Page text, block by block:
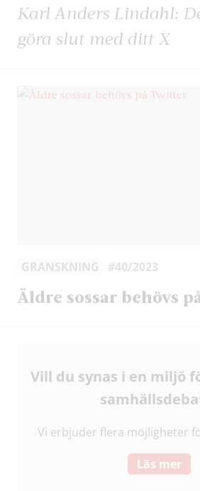
Karl Anders Lindahl:
göra slut med ditt X
GRANSKNING #40/2023
Äldre sossar behövs
Vill du synas i en miljö
Vi erbjuder flera möjligheter
Läs mer